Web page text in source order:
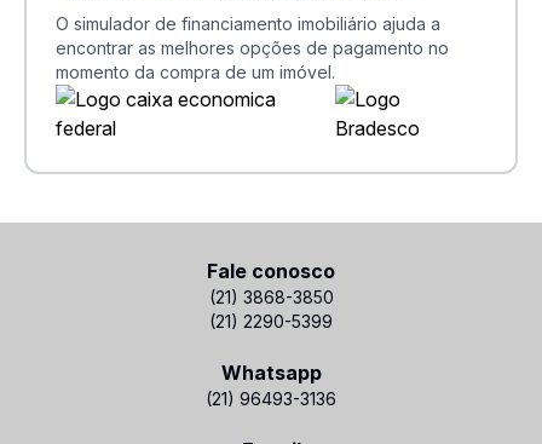
O simulador de financiamento imobiliário ajuda a
encontrar as melhores opções de pagamento no
momento da compra de um imóvel.
Fale conosco
(21) 3868-3850
(21) 2290-5399
Whatsapp
(21) 96493-3136